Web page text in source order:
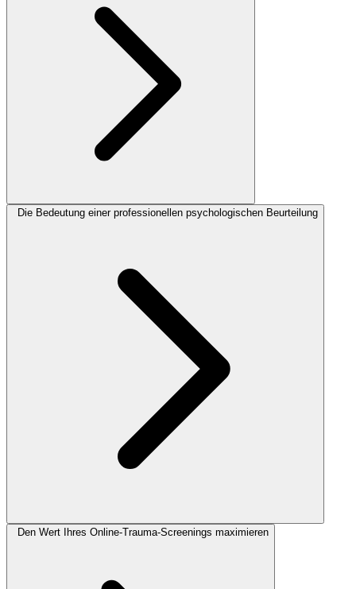
Die Bedeutung einer professionellen psychologischen Beurteilung
Den Wert Ihres Online-Trauma-Screenings maximieren